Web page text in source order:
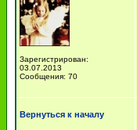
Зарегистрирован:
03.07.2013
Сообщения: 70
Вернуться к началу